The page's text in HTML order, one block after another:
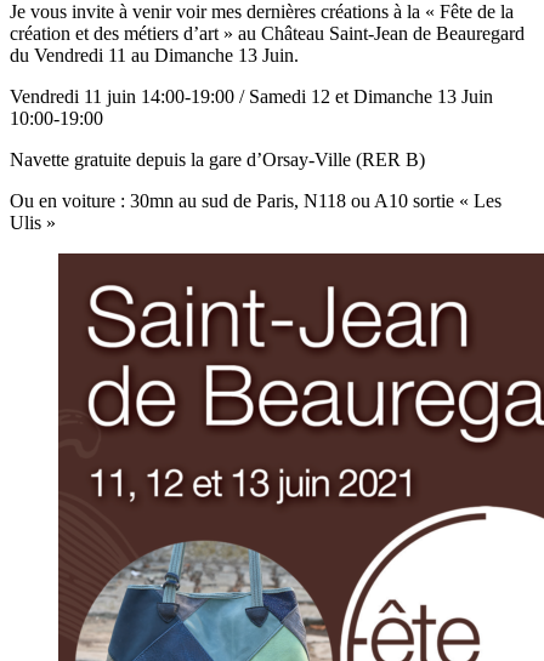
Je vous invite à venir voir mes dernières créations à la « Fête de la
création et des métiers d’art » au Château Saint-Jean de Beauregard
du Vendredi 11 au Dimanche 13 Juin.
Vendredi 11 juin 14:00-19:00 / Samedi 12 et Dimanche 13 Juin
10:00-19:00
Navette gratuite depuis la gare d’Orsay-Ville (RER B)
Ou en voiture : 30mn au sud de Paris, N118 ou A10 sortie « Les
Ulis »